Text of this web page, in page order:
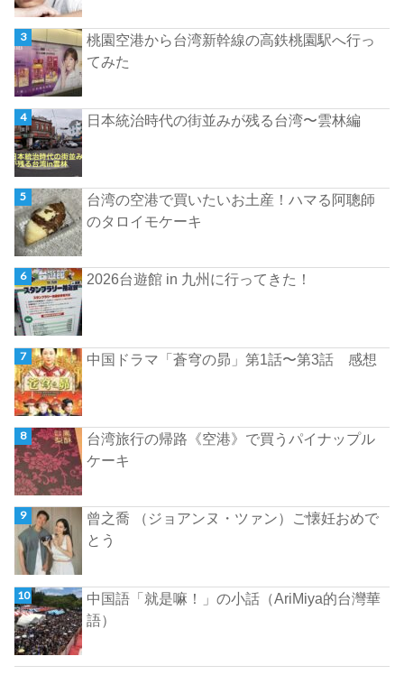
桃園空港から台湾新幹線の高鉄桃園駅へ行っ
てみた
日本統治時代の街並みが残る台湾〜雲林編
台湾の空港で買いたいお土産！ハマる阿聰師
のタロイモケーキ
2026台遊館 in 九州に行ってきた！
中国ドラマ「蒼穹の昴」第1話〜第3話 感想
台湾旅行の帰路《空港》で買うパイナップル
ケーキ
曾之喬 （ジョアンヌ・ツァン）ご懐妊おめで
とう
中国語「就是嘛！」の小話（AriMiya的台灣華
語）